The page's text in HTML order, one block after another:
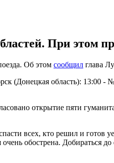
При
Об этом сообщил глава
(Донецкая область):
открытие пяти
всех, кто решил и
обострена. Добираться